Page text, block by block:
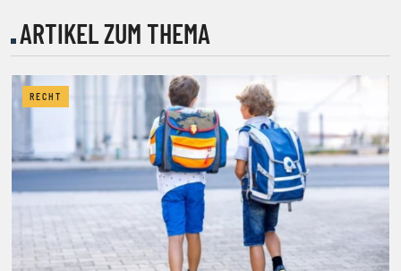
ARTIKEL ZUM THEMA
RECHT